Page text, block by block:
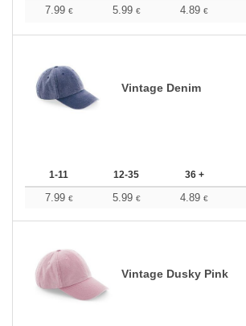
7.99 € 5.99 € 4.89 €
Vintage Denim
1-11 12-35 36 +
7.99 € 5.99 € 4.89 €
Vintage Dusky Pink